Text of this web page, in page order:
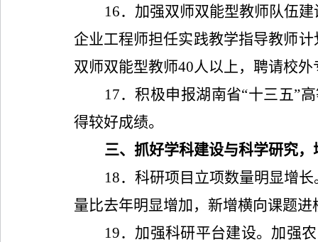
16．加强双师双能型教师队伍
企业工程师担任实践教学指导教师
双师双能型教师40人以上，聘请校
17．积极申报湖南省“十三五”
得较好成绩。
三、抓好学科建设与科学研究
18．科研项目立项数量明显增
量比去年明显增加，新增横向课题进
19．加强科研平台建设。加强